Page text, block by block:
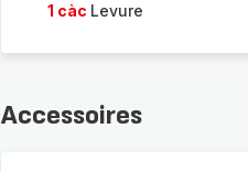
1 càc Levure
Accessoires